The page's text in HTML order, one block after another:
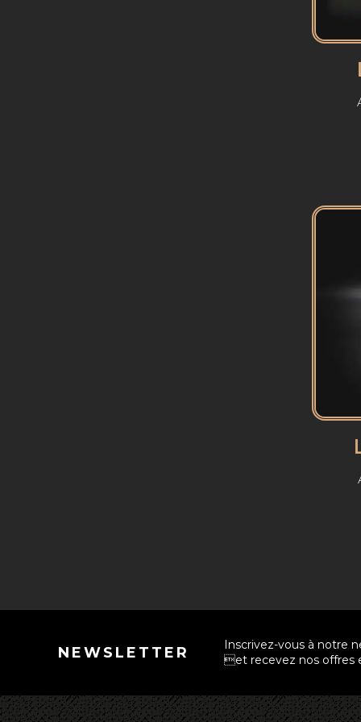
NEWSLETTER
Inscrivez-vous à notre
et recevez nos offres